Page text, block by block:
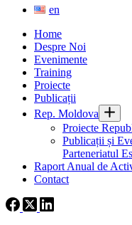
en
Home
Despre Noi
Evenimente
Training
Proiecte
Publicații
Rep. Moldova
Proiecte
Publicații și
Parteneriatul
Raport Anual de
Contact